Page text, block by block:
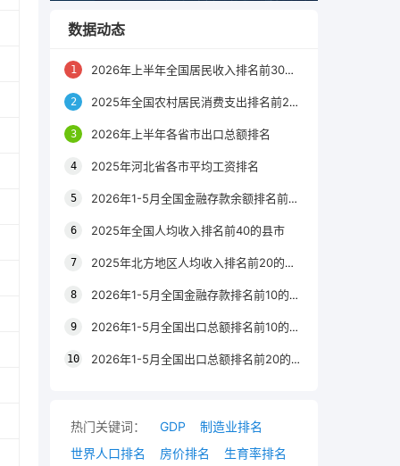
数据动态
2026年上半年全国居民收入排名前30的区县
2025年全国农村居民消费支出排名前20的城市
2026年上半年各省市出口总额排名
2025年河北省各市平均工资排名
2026年1-5月全国金融存款余额排名前20的城市
2025年全国人均收入排名前40的县市
2025年北方地区人均收入排名前20的城市
2026年1-5月全国金融存款排名前10的省份
2026年1-5月全国出口总额排名前10的省市
2026年1-5月全国出口总额排名前20的城市
热门关键词： GDP
制造业排名
世界人口排名
房价排名 生育率排名